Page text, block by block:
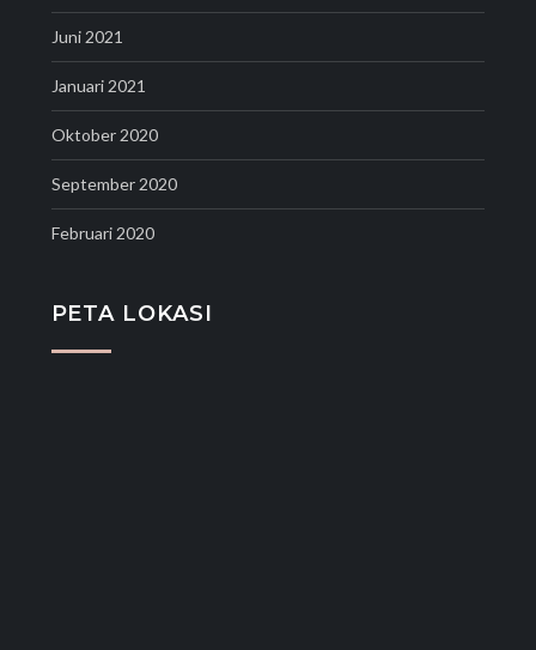
Juni 2021
Januari 2021
Oktober 2020
September 2020
Februari 2020
PETA LOKASI